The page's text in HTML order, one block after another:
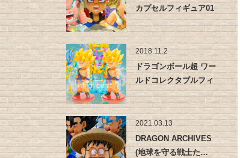
カプセルフィギュア01
2018.11.2
ドラゴンボール超 ワー
ルドコレクタブルフィ
ギュア …
2021.03.13
DRAGON ARCHIVES
(地球を守る戦士た…